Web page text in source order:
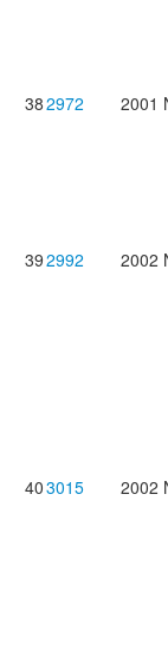
382972 2001
392992 2002
403015 2002